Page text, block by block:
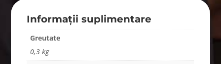
Informații suplimentare
Greutate
0,3 kg